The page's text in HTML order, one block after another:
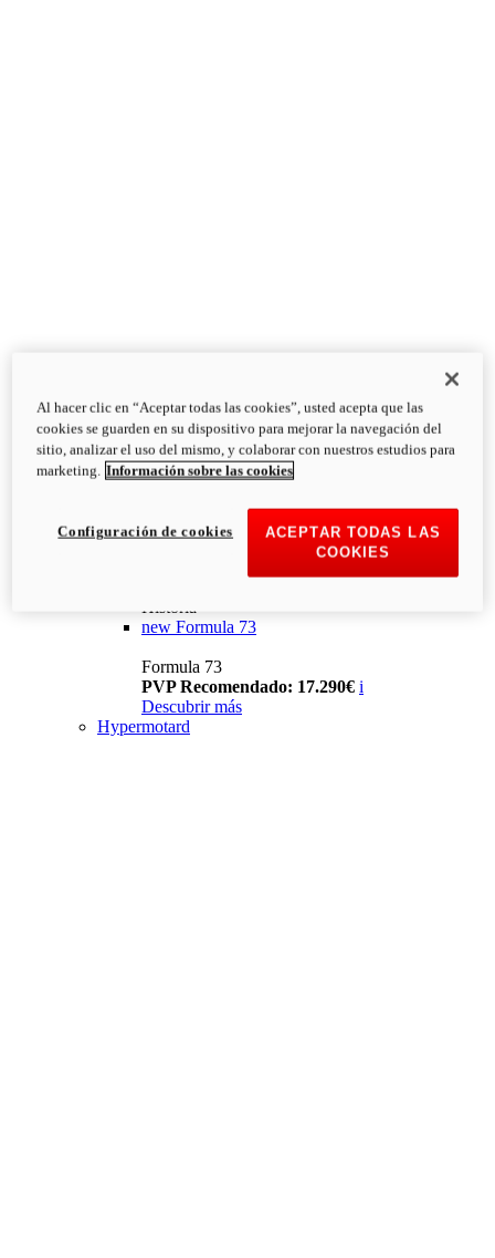
Historia
new Formula 73
Formula 73
PVP Recomendado: 17.290€ i
Descubrir más
Hypermotard
Al hacer clic en “Aceptar todas las cookies”, usted acepta que las
cookies se guarden en su dispositivo para mejorar la navegación del
sitio, analizar el uso del mismo, y colaborar con nuestros estudios para
marketing. Información sobre las cookies
ACEPTAR TODAS LAS
COOKIES
Configuración de cookies